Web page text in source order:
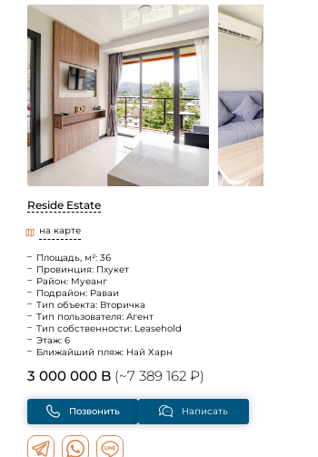
Reside Estate
на карте
Площадь, м²: 36
Провинция: Пхукет
Район: Муеанг
Подрайон: Раваи
Тип объекта: Вторичка
Тип пользователя: Агент
Тип собственности: Leasehold
Этаж: 6
Ближайший пляж: Най Харн
3 000 000 B (~7 389 162 ₽)
Позвонить Написать